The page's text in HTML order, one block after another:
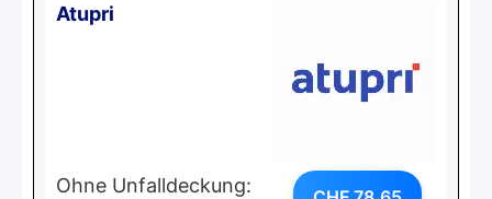
Atupri
Ohne Unfalldeckung: